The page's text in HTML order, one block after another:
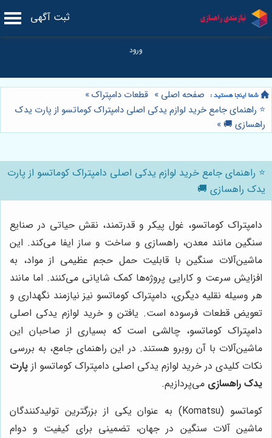
ثبت آگهی
صفحه اصلی » قطعات دامپتراک»
⭐️ راهنمای جامع خرید لوازم یدکی اصلی دامپتراک کوماتسو از پارت یدک
راهسازی 🚚 »
⭐️ راهنمای جامع خرید لوازم یدکی اصلی دامپتراک کوماتسو از پارت
یدک راهسازی 🚚
دامپتراک کوماتسو، غول پیکر و قدرتمند، نقش حیاتی در صنایع
سنگین مانند معدن، راهسازی و ساخت و ساز ایفا می‌کند. این
ماشین‌آلات سنگین با قابلیت حمل حجم عظیمی از مواد، به
افزایش سرعت و کارایی پروژه‌ها کمک شایانی می‌کنند. اما مانند
هر وسیله نقلیه دیگری، دامپتراک کوماتسو نیز نیازمند نگهداری و
تعویض قطعات فرسوده است. یافتن و خرید لوازم یدکی اصلی
دامپتراک کوماتسو، چالشی است که بسیاری از صاحبان این
ماشین‌آلات با آن روبرو هستند. در این راهنمای جامع، به بررسی
نکات کلیدی در خرید لوازم یدکی اصلی دامپتراک کوماتسو از پارت
یدک راهسازی می‌پردازیم.
کوماتسو (Komatsu) به عنوان یکی از بزرگترین تولیدکنندگان
ماشین آلات سنگین در جهان، تضمینی برای کیفیت و دوام